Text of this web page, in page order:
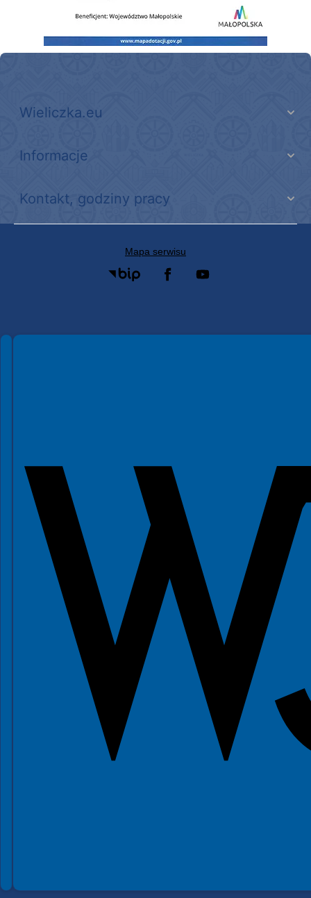
Wieliczka.eu
Informacje
Kontakt, godziny pracy
Mapa serwisu
Spełniamy standardy WCAG 2.2
Spełniamy standardy W3C